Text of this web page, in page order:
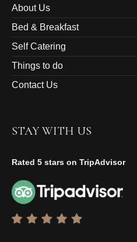
About Us
Bed & Breakfast
Self Catering
Things to do
Contact Us
STAY WITH US
Rated 5 stars on TripAdvisor